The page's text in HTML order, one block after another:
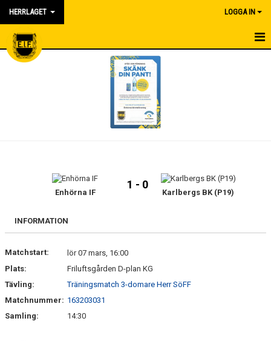
HERRLAGET LOGGA IN
HEM
DOKUMENT
Enhörna IF
1 - 0
Karlbergs BK (P19)
INFORMATION
Matchstart:
lör 07 mars, 16:00
Plats:
Friluftsgården D-plan KG
Tävling:
Träningsmatch 3-domare Herr SöFF
Matchnummer: 163203031
Samling:
14:30